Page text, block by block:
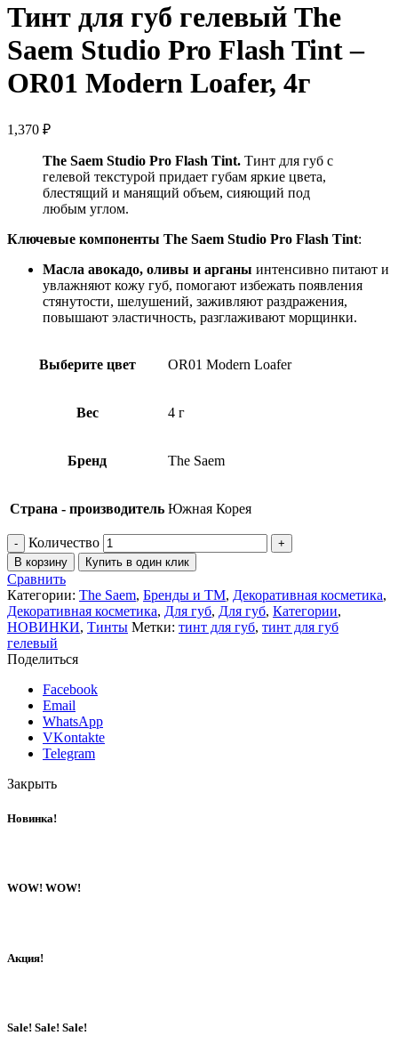
Тинт для губ гелевый The
Saem Studio Pro Flash Tint –
OR01 Modern Loafer, 4г
1,370 ₽
The Saem Studio Pro Flash Tint. Тинт для губ с
гелевой текстурой придает губам яркие цвета,
блестящий и манящий объем, сияющий под
любым углом.
Ключевые компоненты The Saem Studio Pro Flash Tint:
Масла авокадо, оливы и арганы интенсивно питают и
увлажняют кожу губ, помогают избежать появления
стянутости, шелушений, заживляют раздражения,
повышают эластичность, разглаживают морщинки.
Выберите цвет OR01 Modern Loafer
Вес 4 г
Бренд The Saem
Страна - производитель Южная Корея
Количество
В корзину Купить в один клик
Сравнить
Категории: The Saem, Бренды и ТМ, Декоративная косметика,
Декоративная косметика, Для губ, Для губ, Категории,
НОВИНКИ, Тинты Метки: тинт для губ, тинт для губ
гелевый
Поделиться
Facebook
Email
WhatsApp
VKontakte
Telegram
Закрыть
Новинка!
WOW! WOW!
Акция!
Sale! Sale! Sale!